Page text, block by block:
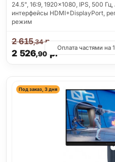
24.5", 16:9, 1920x1080, IPS, 500
интерфейсы HDMI+DisplayPort,
режим
2 526,90 р.
2 615,34р.
Оплата частями на
Под заказ, 3 дня